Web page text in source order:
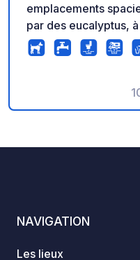
emplacements
par des eucalyptus,
d'une plage de
intacte, pour un
offres sur notre site
contactez-nous par
NAVIGATION
Les lieux